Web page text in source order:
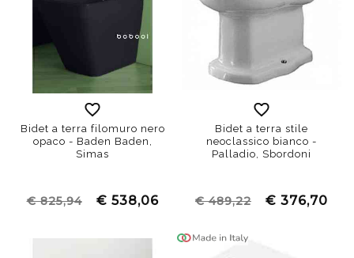
Bidet a terra filomuro nero
opaco - Baden Baden,
Simas
€ 825,94 € 538,06
Bidet a terra stile
neoclassico bianco -
Palladio, Sbordoni
€ 489,22 € 376,70